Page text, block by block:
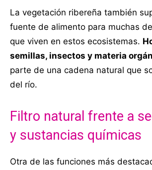
La vegetación ribereña también
fuente de alimento para muchas
que viven en estos ecosistemas.
semillas, insectos y materia
parte de una cadena natural que
del río.
Filtro natural frente a
y sustancias químicas
Otra de las funciones más